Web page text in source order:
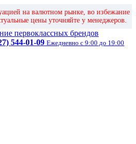
на валютном рынке, во избежание
цены уточняйте у менеджеров.
первоклассных брендов
544-01-09 Ежедневно с 9:00 до 19:00